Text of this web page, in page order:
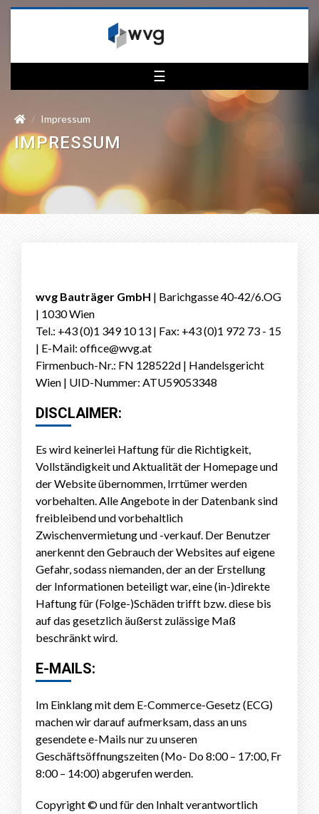
☰
Impressum
IMPRESSUM
wvg Bauträger GmbH | Barichgasse 40-42/6.OG
| 1030 Wien
Tel.: +43 (0)1 349 10 13 | Fax: +43 (0)1 972 73 - 15
| E-Mail: office@wvg.at
Firmenbuch-Nr.: FN 128522d | Handelsgericht
Wien | UID-Nummer: ATU59053348
DISCLAIMER:
Es wird keinerlei Haftung für die Richtigkeit,
Vollständigkeit und Aktualität der Homepage und
der Website übernommen, Irrtümer werden
vorbehalten. Alle Angebote in der Datenbank sind
freibleibend und vorbehaltlich
Zwischenvermietung und -verkauf. Der Benutzer
anerkennt den Gebrauch der Websites auf eigene
Gefahr, sodass niemanden, der an der Erstellung
der Informationen beteiligt war, eine (in-)direkte
Haftung für (Folge-)Schäden trifft bzw. diese bis
auf das gesetzlich äußerst zulässige Maß
beschränkt wird.
E-MAILS:
Im Einklang mit dem E-Commerce-Gesetz (ECG)
machen wir darauf aufmerksam, dass an uns
gesendete e-Mails nur zu unseren
Geschäftsöffnungszeiten (Mo- Do 8:00 – 17:00, Fr
8:00 – 14:00) abgerufen werden.
Copyright © und für den Inhalt verantwortlich